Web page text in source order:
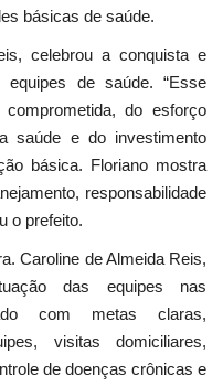
básicas de saúde.
celebrou a conquista e
de saúde. “Esse
do esforço
saúde e do investimento
básica. Floriano mostra
responsabilidade
o prefeito.
Caroline de Almeida Reis,
das equipes nas
com metas claras,
visitas domiciliares,
de doenças crônicas e